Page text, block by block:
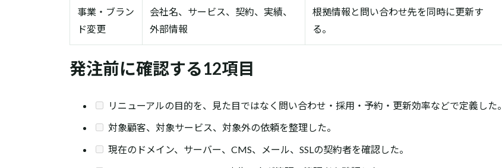
事業・ブラン
ド変更
会社名、サービス、契約、実績、
外部情報
根拠情報と問い合わせ先を同時に更新す
る。
発注前に確認する12項目
リニューアルの目的を、見た目ではなく問い合わせ・採用・予約・更新効率などで定義した。
対象顧客、対象サービス、対象外の依頼を整理した。
現在のドメイン、サーバー、CMS、メール、SSLの契約者を確認した。